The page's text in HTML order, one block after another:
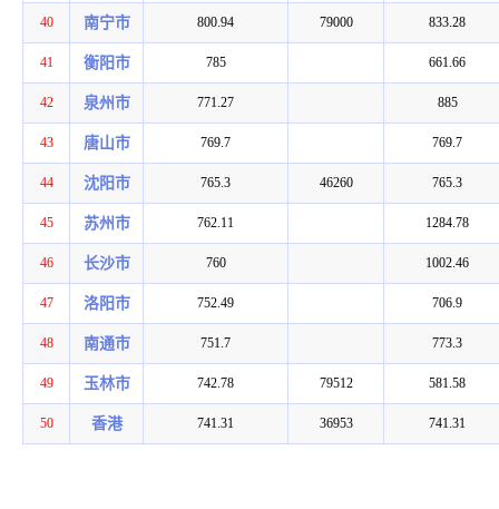
40 南宁市 800.94 79000 833.28
41 衡阳市 785 661.66
42 泉州市 771.27 885
43 唐山市 769.7 769.7
44 沈阳市 765.3 46260 765.3
45 苏州市 762.11 1284.78
46 长沙市 760 1002.46
47 洛阳市 752.49 706.9
48 南通市 751.7 773.3
49 玉林市 742.78 79512 581.58
50 香港 741.31 36953 741.31